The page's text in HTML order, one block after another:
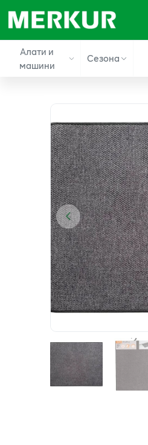
Алати и
машини
Сезона